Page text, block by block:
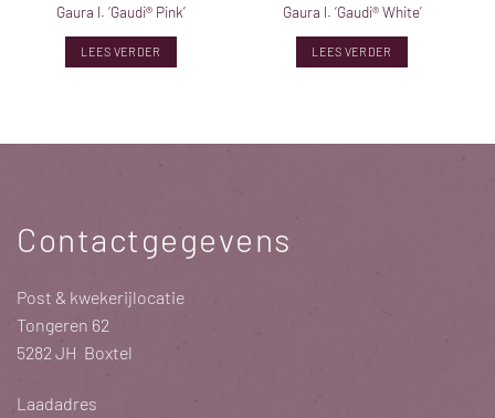
Gaura l. ‘Gaudi® Pink’
LEES VERDER
Gaura l. ‘Gaudi® White’
LEES VERDER
Contactgegevens
Post & kwekerijlocatie
Tongeren 62
5282 JH Boxtel
Laadadres